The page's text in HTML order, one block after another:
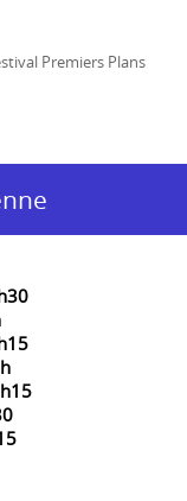
Premiers Plans